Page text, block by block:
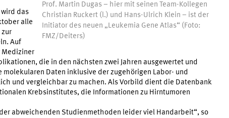
Prof. Martin Dugas – hier mit seinen Team-Kollegen
Christian Ruckert (l.) und Hans-Ulrich Klein – ist der
Initiator des neuen „Leukemia Gene Atlas“ (Foto:
FMZ/Deiters)
wird das
alle
Auf
Mediziner
die in den nächsten zwei Jahren ausgewertet und
molekularen Daten inklusive der zugehörigen Labor- und
und vergleichbar zu machen. Als Vorbild dient die Datenbank
Krebsinstitutes, die Informationen zu Hirntumoren
abweichenden Studienmethoden leider viel Handarbeit“, so